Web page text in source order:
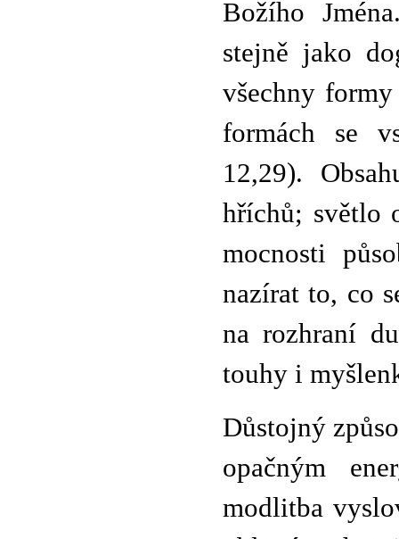
Božího
stejně jako
všechny
formách se
12,29).
hříchů; světlo
mocnosti
nazírat to, co
na rozhraní
touhy i
Důstojný
opačným
modlitba